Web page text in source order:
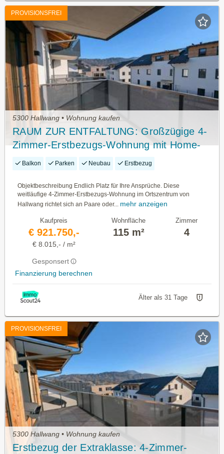
PROVISIONSFREI
5300 Hallwang • Wohnung kaufen
RAUM ZUR ENTFALTUNG: Großzügige 4-
Zimmer-Erstbezugs-Wohnung mit Home-
Office-Potenzial im Ortszentrum Hallwang!
Balkon Parken Neubau Erstbezug
Objektbeschreibung Endlich Platz für Ihre Ansprüche. Diese
weitläufige 4-Zimmer-Erstbezugs-Wohnung im Ortszentrum von
Hallwang richtet sich an Paare oder... mehr anzeigen
Kaufpreis
€ 921.750,-
€ 8.015,- / m²
Gesponsert
Finanzierung berechnen
Wohnfläche
115 m²
Zimmer
4
Älter als 31 Tage
PROVISIONSFREI
5300 Hallwang • Wohnung kaufen
Erstbezug der Extraklasse: 4-Zimmer-